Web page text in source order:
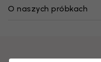
O naszych próbkach